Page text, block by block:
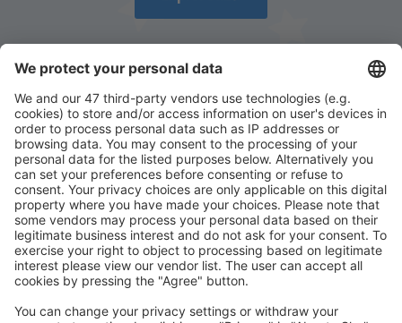
Descarcă aplicația noastrăși organizează-ţi
convenabil călătoriile